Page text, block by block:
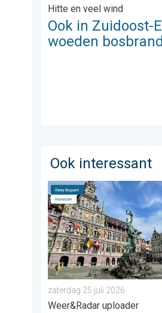
Hitte en veel wind
Ook in Zuidoost-
woeden
Ook interessant
Stuur jouw weerfoto van
zaterdag 25 juli 2026
Weer&Radar uploader